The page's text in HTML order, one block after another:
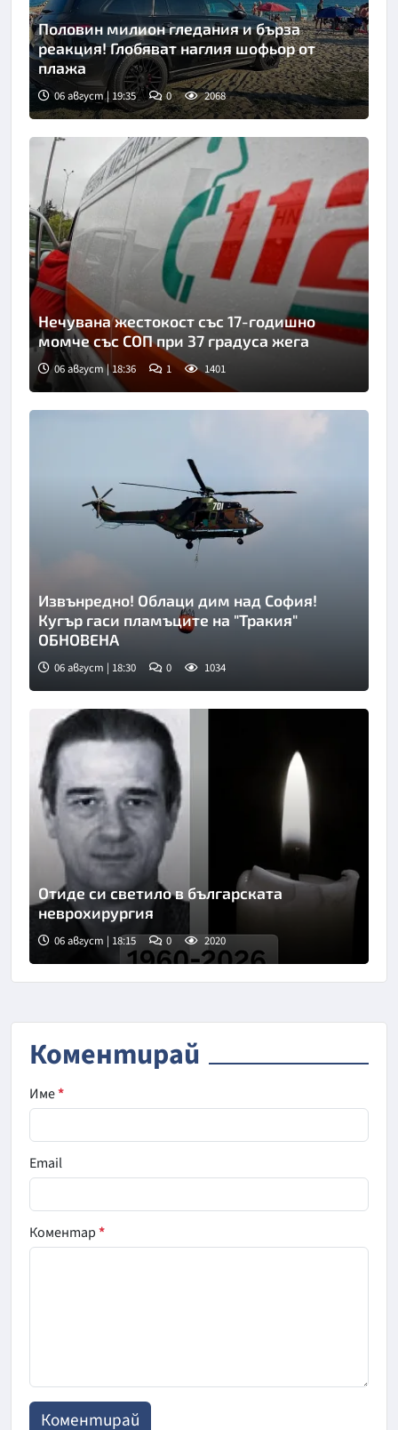
Половин милион гледания и бърза
реакция! Глобяват наглия шофьор от
плажа
06 август | 19:35 0 2068
Нечувана жестокост със 17-годишно
момче със СОП при 37 градуса жега
06 август | 18:36 1 1401
Снимка: БТА
Извънредно! Облаци дим над София!
Кугър гаси пламъците на "Тракия"
ОБНОВЕНА
06 август | 18:30 0 1034
Отиде си светило в българската
неврохирургия
06 август | 18:15 0 2020
Коментирай
Име*
Email
Коментар*